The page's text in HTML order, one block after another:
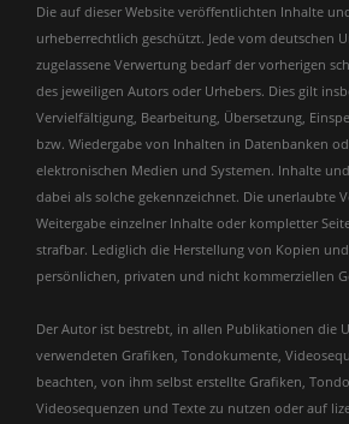
Die auf dieser Website veröffentlichten Inhalte
urheberrechtlich geschützt. Jede vom deutschen
zugelassene Verwertung bedarf der vorherigen
des jeweiligen Autors oder Urhebers. Dies gilt
Vervielfältigung, Bearbeitung, Übersetzung,
bzw. Wiedergabe von Inhalten in Datenbanken
elektronischen Medien und Systemen. Inhalte
dabei als solche gekennzeichnet. Die unerlaubte
Weitergabe einzelner Inhalte oder kompletter
strafbar. Lediglich die Herstellung von Kopien
persönlichen, privaten und nicht kommerziellen
Der Autor ist bestrebt, in allen Publikationen die
verwendeten Grafiken, Tondokumente,
beachten, von ihm selbst erstellte Grafiken,
Videosequenzen und Texte zu nutzen oder auf